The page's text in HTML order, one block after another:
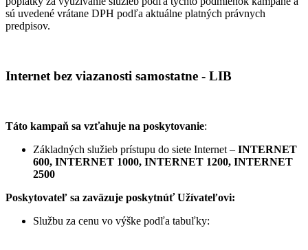
sú uvedené vrátane DPH podľa aktuálne platných právnych
predpisov.
Internet bez viazanosti samostatne - LIB
Táto kampaň sa vzťahuje na poskytovanie:
Základných služieb prístupu do siete Internet – INTERNET
600, INTERNET 1000, INTERNET 1200, INTERNET
2500
Poskytovateľ sa zaväzuje poskytnúť Užívateľovi:
Službu za cenu vo výške podľa tabuľky: